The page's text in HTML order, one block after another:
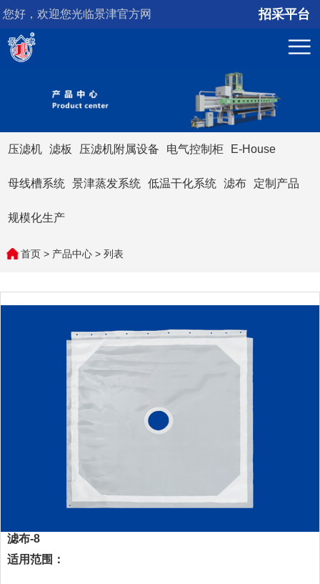
您好，欢迎您光临景津官方网
站！
招采平台
压滤机 滤板 压滤机附属设备 电气控制柜 E-House
母线槽系统 景津蒸发系统 低温干化系统 滤布 定制产品
规模化生产
首页> 产品中心> 列表
滤布-8
适用范围：